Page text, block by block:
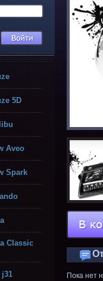
5D
Aveo
Spark
Classic
j31 Пока нет